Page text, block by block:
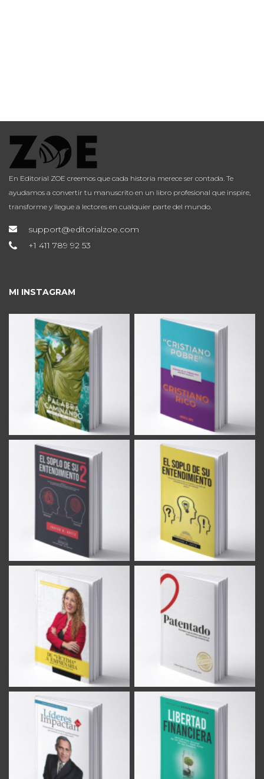
En Editorial ZOE creemos que cada historia merece ser contada. Te
ayudamos a convertir tu manuscrito en un libro profesional que inspire,
transforme y llegue a lectores en cualquier parte del mundo.
support@editorialzoe.com
+1 411 789 92 53
MI INSTAGRAM